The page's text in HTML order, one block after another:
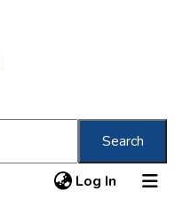
Search
Log In (current)